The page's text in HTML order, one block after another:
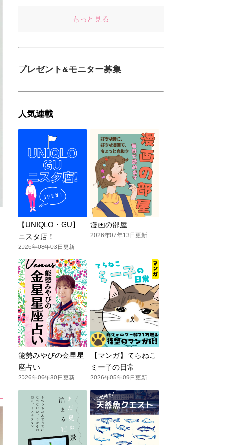
もっと見る
プレゼント&モニター募集
人気連載
【UNIQLO・GU】
ニスタ店！
2026年08年03日更新
漫画の部屋
2026年07年13日更新
能勢みやびの金星星
座占い
2026年06年30日更新
【マンガ】てらねこ
ミー子の日常
2026年05年09日更新